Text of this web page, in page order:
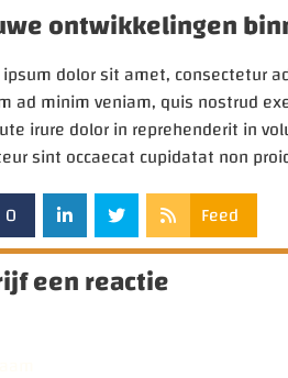
ontwikkelingen
dolor sit amet, consectetur
ad minim veniam, quis nostrud
irure dolor in reprehenderit in
sint occaecat cupidatat non
0
Feed
een reactie